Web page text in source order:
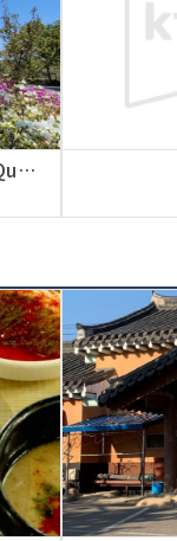
호텔 아마란스 [한국관광 품질인증/Korea Quality]